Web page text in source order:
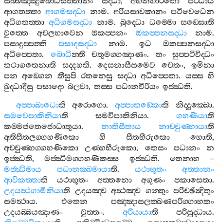
ආගතත‍්තා ආගමසද‍්ධා නාම. අරියසාවකානං පටිවෙධෙන
අධිගතත‍්තා අධිගමසද‍්ධා නාම.බුද‍්ධො ධම‍්මො සඞ‍්ඝොති
වුත‍්තෙ
අචලභාවෙන ඔකප‍්පනං ඔකප‍්පනසද‍්ධා නාම.
පසාදුප‍්පත‍්ති
පසාදසද‍්ධා නාම. ඉධ
ඔකප‍්පනසද‍්ධා
අධිප‍්පෙතා. බොධින‍්ති චතුමග‍්ගඤාණං. තං
සුප‍්පටිවිද‍්ධං
තථාගතෙනාති
සද‍්දහති. දෙසනාසීසමෙව චෙතං, ඉමිනා
පන අඞ‍්ගෙන තීසුපි රතනෙසු සද‍්ධා අධිප‍්පෙතා. යස‍්ස හි
බුද‍්ධාදීසු පසාදො බලවා, තස‍්ස පධානවීරියං ඉජ‍්ඣති.
අප‍්පාබාධොති අරොගො.අප‍්පාතඞ‍්කොති නිද‍්දුක‍්ඛො.
සමවෙපාකිනියාති සමවිපාකිනියා. ගහණියාති
කම‍්මජතෙජොධාතුයා. නාතිසීතාය නාච‍්චුණ‍්හායාති
අතිසීතලග‍්ගහණිකො
හි සීතභීරුකො හොති,
අච‍්චුණ‍්හග‍්ගහණිකො
උණ‍්හභීරුකො, තෙසං පධානං
න
ඉජ‍්ඣති,මජ‍්ඣිමග‍්ගහණිකස‍්ස ඉජ‍්ඣති. තෙනාහ –
මජ‍්ඣිමාය
පධානක‍්ඛමායාති. යථාභූතං
අත‍්තානං
ආවිකත‍්තාති යථාභූතං අත‍්තනො අගුණං පකාසෙතා.
උදයත්‍ථගාමිනියාති උදයඤ‍්ච අත්‍ථඤ‍්ච ගන‍්තුං පරිච‍්ඡින්‍දිතුං
සමත්‍ථාය. එතෙන
පඤ‍්ඤාසලක‍්ඛණපරිග‍්ගාහකං
උදයබ‍්බයඤාණං
වුත‍්තං. අරියායාති පරිසුද‍්ධාය.